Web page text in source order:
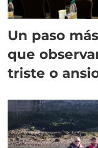
Un paso
que
triste o